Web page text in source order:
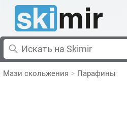
Мази скольжения Парафины